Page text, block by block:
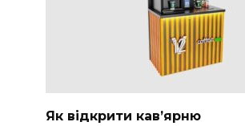
Як відкрити кав’ярню